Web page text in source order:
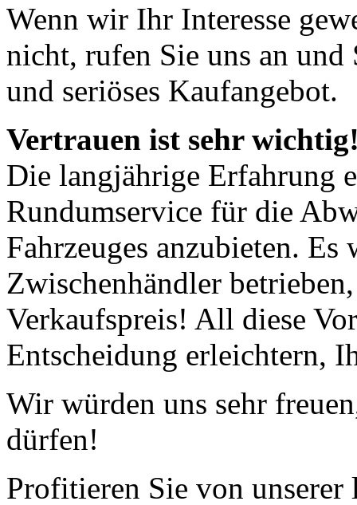
Wenn wir Ihr Interesse
nicht, rufen Sie uns an und
und seriöses Kaufangebot.
Vertrauen ist sehr
Die langjährige Erfahrung
Rundumservice für die
Fahrzeuges anzubieten.
Zwischenhändler
Verkaufspreis! All diese
Entscheidung erleichtern,
Wir würden uns sehr
dürfen!
Profitieren Sie von